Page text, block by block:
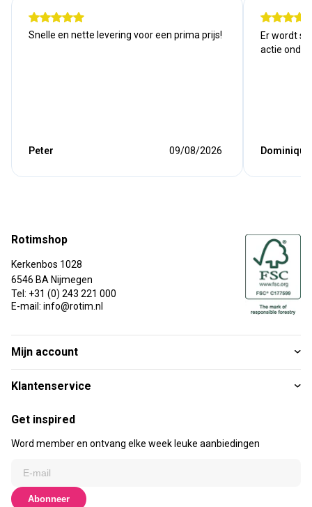
Snelle en nette levering voor een prima prijs!
Peter 09/08/2026
Er wordt
actie
Dominique
Rotimshop
Kerkenbos 1028
6546 BA Nijmegen
Tel: +31 (0) 243 221 000
E-mail: info@rotim.nl
Mijn account
Klantenservice
Get inspired
Word member en ontvang elke week leuke aanbiedingen
Abonneer